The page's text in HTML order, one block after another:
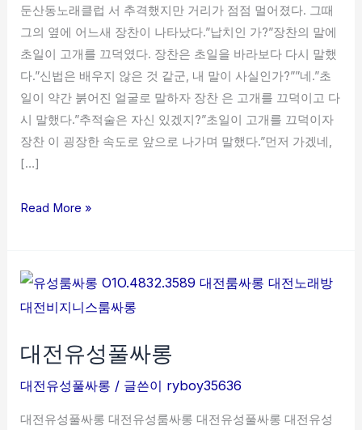
둔산동노래클럽 서 추격했지만 거리가 점점 멀어졌다. 그때
그의 옆에 어느새 장찬이 나타났다.”납치인 가?”장찬의 말에
초일이 고개를 끄덕였다. 장찬은 초일을 바라보다 다시 말했
다.”신법은 배우지 않은 것 같군, 내 말이 사실인가?””네.”초
일이 약간 붉어진 얼굴로 말하자 장찬 은 고개를 끄덕이고 다
시 말했다.”추적술은 자신 있겠지?”초일이 고개를 끄덕이자
장찬 이 굉장한 속도로 앞으로 나가며 말했다.”먼저 가겠네,
[…]
Read More »
대전유성풀싸롱
대전유성풀싸롱 / 글쓴이 ryboy35636
대전유성풀싸롱 대전유성룸싸롱 대전유성풀싸롱 대전유성
대
전
성
싸
롱